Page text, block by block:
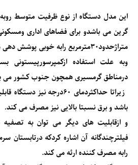
این مدل دستگاه از نوع ظرفیت متوسط
گرین می باشدو برای فضاهای اداری
متراژحدود30مترمربع رابه خوبی پوشش دهی می کند.
وبه علت استفاده ازکمپرسورپیستونی
درمناطق گرمسیری همچون جنوب کشور می
زیراتا حداکثردمای 60درجه
باشد و برق نسبتا بالایی نیز مصرف می کند.
و ازقابلیت های دیگر می توان به
فیلترچندگانه آن اشاره کردکه درتابستان
رابه مصرف کننده ارئه می کند.